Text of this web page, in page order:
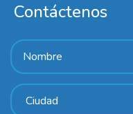
Contáctenos